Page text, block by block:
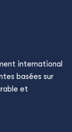
international
basées sur
et